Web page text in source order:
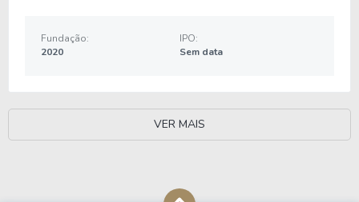
Fundação:
2020
IPO:
Sem data
VER MAIS